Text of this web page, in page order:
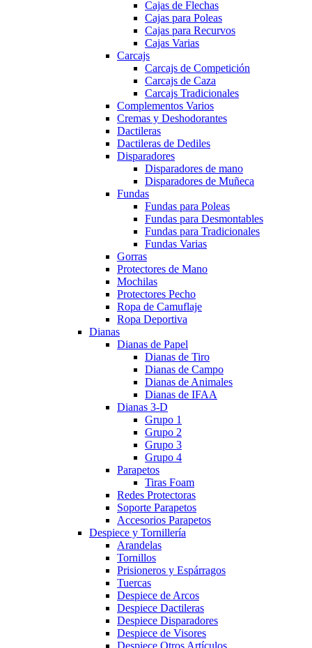
Cajas de Flechas
Cajas para Poleas
Cajas para Recurvos
Cajas Varias
Carcajs
Carcajs de Competición
Carcajs de Caza
Carcajs Tradicionales
Complementos Varios
Cremas y Deshodorantes
Dactileras
Dactileras de Dediles
Disparadores
Disparadores de mano
Disparadores de Muñeca
Fundas
Fundas para Poleas
Fundas para Desmontables
Fundas para Tradicionales
Fundas Varias
Gorras
Protectores de Mano
Mochilas
Protectores Pecho
Ropa de Camuflaje
Ropa Deportiva
Dianas
Dianas de Papel
Dianas de Tiro
Dianas de Campo
Dianas de Animales
Dianas de IFAA
Dianas 3-D
Grupo 1
Grupo 2
Grupo 3
Grupo 4
Parapetos
Tiras Foam
Redes Protectoras
Soporte Parapetos
Accesorios Parapetos
Despiece y Tornillería
Arandelas
Tornillos
Prisioneros y Espárragos
Tuercas
Despiece de Arcos
Despiece Dactileras
Despiece Disparadores
Despiece de Visores
Despiece Otros Artículos